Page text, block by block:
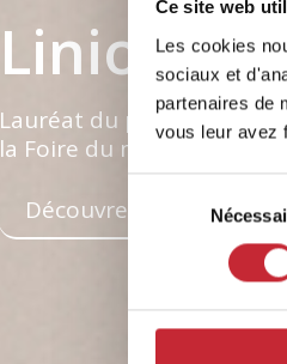
Ce site web
Les cookies
sociaux et
partenaires de
vous leur avez
consentement
Linio
Lauréat du prix « Best of
la Foire du meuble de
Découvrez la collection